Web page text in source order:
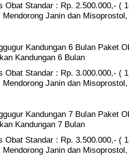
Obat Standar : Rp. 2.500.000,- (
Janin dan
Kandungan 6 Bulan Paket
Kandungan 6 Bulan
Obat Standar : Rp. 3.000.000,- (
Janin dan
Kandungan 7 Bulan Paket
Kandungan 7 Bulan
Obat Standar : Rp. 3.500.000,- (
Janin dan